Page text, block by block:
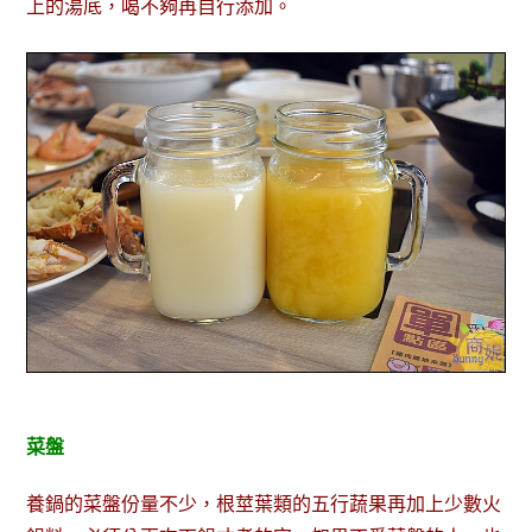
上的湯底，喝不夠再自行添加。
菜盤
養鍋的菜盤份量不少，根莖葉類的五行蔬果再加上少數火